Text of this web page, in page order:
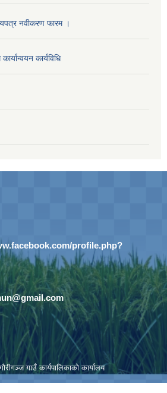
नवीकरण फारम ।
कार्यविधि
profile.php?
गाउँ कार्यपालिकाको कार्यालय